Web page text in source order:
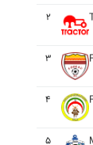
۲
۳
۴
۵